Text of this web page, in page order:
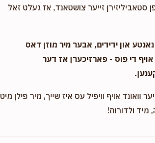
סטאביליזירן זייער צושטאנד, אז געלט זאל
און ידידים, אבער מיר מוזן דאס
אויף די פוס - פארזיכערן אז דער
וואונד אויף וויפיל עס איז שייך, מיר פילן מיט
מיד ולדורות!